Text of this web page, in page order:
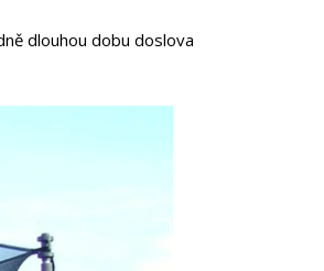
dlouhou dobu doslova